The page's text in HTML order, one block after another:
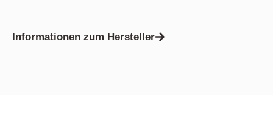
Informationen zum Hersteller